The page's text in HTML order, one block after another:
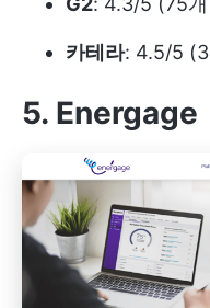
카테라: 4.5/5
5. Energage